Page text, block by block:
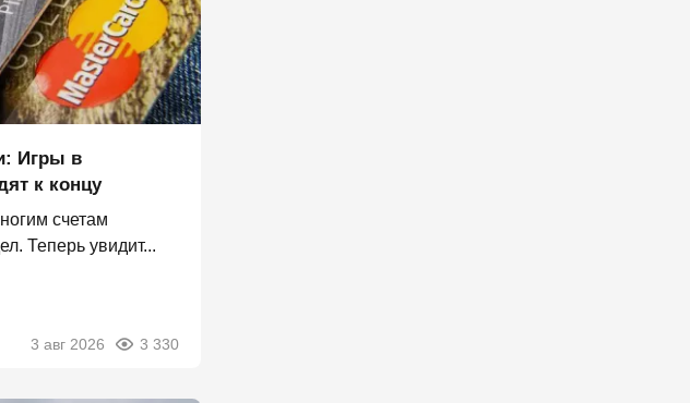
Игры в
к концу
счетам
Теперь увидит...
3 авг 2026 3 330